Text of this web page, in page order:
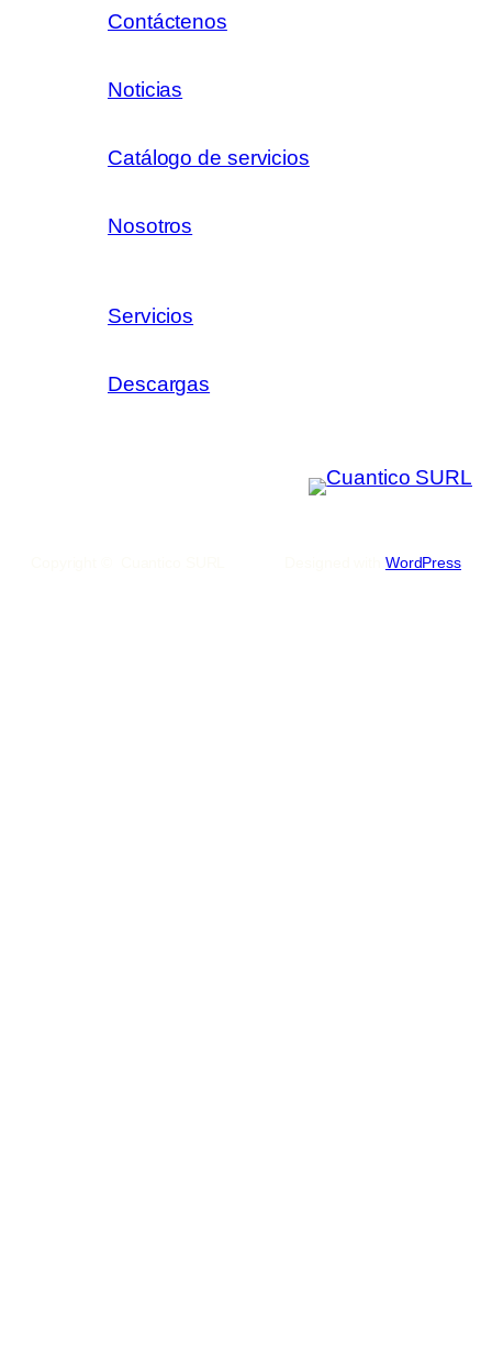
Contáctenos
Noticias
Catálogo de servicios
Nosotros
Servicios
Descargas
WordPress